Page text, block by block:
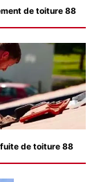
de toiture 88
de toiture 88